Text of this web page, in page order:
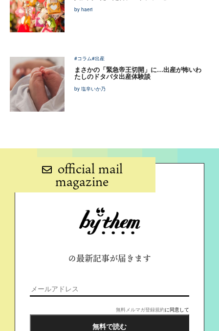
by haeri
#コラム#出産
まさかの「緊急帝王切開」に…出産が怖いわ
たしのドタバタ出産体験談
by 塩辛いか乃
official mail
magazine
の最新記事が届きます
無料メルマガ登録規約に同意して